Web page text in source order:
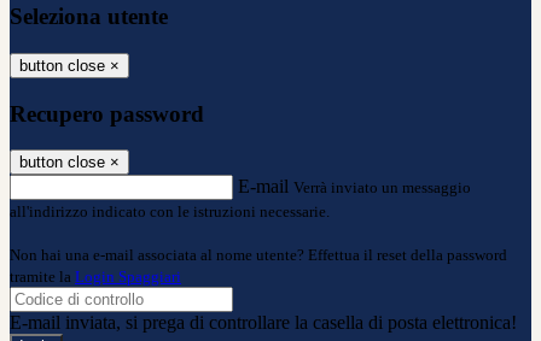
Seleziona utente
button close ×
Recupero password
button close ×
E-mail Verrà inviato un messaggio
all'indirizzo indicato con le istruzioni necessarie.
Non hai una e-mail associata al nome utente? Effettua il reset della password
tramite la Login Spaggiari
E-mail inviata, si prega di controllare la casella di posta elettronica!